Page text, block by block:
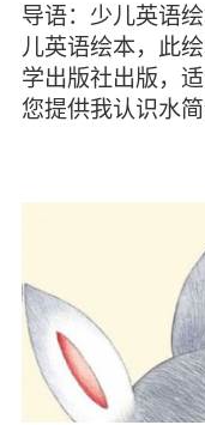
导语：少儿英语
儿英语绘本，此
学出版社出版，
您提供我认识水